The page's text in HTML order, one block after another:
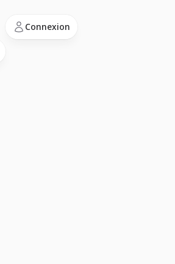
Connexion